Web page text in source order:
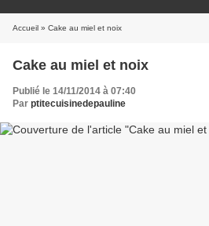
Accueil » Cake au miel et noix
Cake au miel et noix
Publié le 14/11/2014 à 07:40
Par ptitecuisinedepauline